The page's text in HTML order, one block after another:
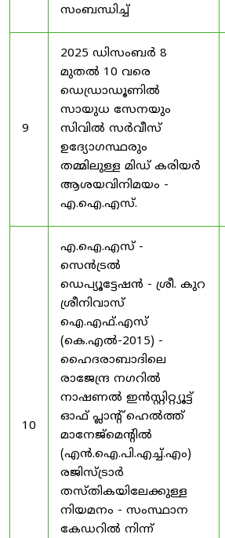
സംബന്ധിച്ച്
9
2025 ഡിസംബർ 8
മുതൽ 10 വരെ
ഡെഡ്രാഡൂണിൽ
സായുധ സേനയും
സിവിൽ സർവീസ്
ഉദ്യോഗസ്ഥരും
തമ്മിലുള്ള മിഡ് കരിയർ
ആശയവിനിമയം -
എ.ഐ.എസ്.
10
എ.ഐ.എസ് -
സെൻട്രൽ
ഡെപ്യൂട്ടേഷൻ - ശ്രീ. കുറ
ശ്രീനിവാസ്
ഐ.എഫ്.എസ്
(കെ.എൽ-2015) -
ഹൈദരാബാദിലെ
രാജേന്ദ്ര നഗറിൽ
നാഷണൽ ഇൻസ്റ്റിറ്റ്യൂട്ട്
ഓഫ് പ്ലാന്റ് ഹെൽത്ത്
മാനേജ്‌മെന്റിൽ
(എൻ.ഐ.പി.എച്ച്.എം)
രജിസ്ട്രാർ
തസ്തികയിലേക്കുള്ള
നിയമനം - സംസ്ഥാന
കേഡറിൽ നിന്ന്